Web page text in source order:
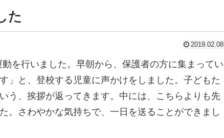
た
2019.02.08
を行いました。早朝から、保護者の方に集まってい
」と、登校する児童に声かけをしました。子どもた
う、挨拶が返ってきます。中には、こちらよりも先
。さわやかな気持ちで、一日を送ることができまし